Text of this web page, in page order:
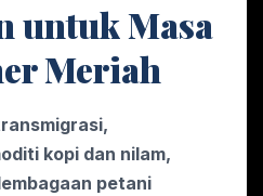
untuk Masa
Meriah
kopi dan nilam,
petani